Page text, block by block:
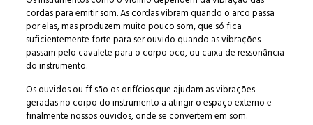
cordas para emitir som. As cordas vibram quando o arco passa
por elas, mas produzem muito pouco som, que só fica
suficientemente forte para ser ouvido quando as vibrações
passam pelo cavalete para o corpo oco, ou caixa de ressonância
do instrumento.
Os ouvidos ou ff são os orifícios que ajudam as vibrações
geradas no corpo do instrumento a atingir o espaço externo e
finalmente nossos ouvidos, onde se convertem em som.